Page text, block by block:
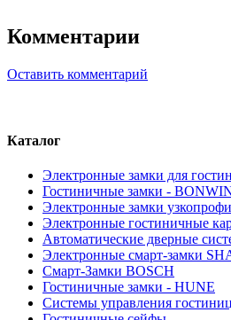
Комментарии
Оставить комментарий
Каталог
Электронные замки для
Гостиничные замки -
Электронные замки
Электронные гостиничные
Автоматические дверные
Электронные смарт-замки
Смарт-Замки BOSCH
Гостиничные замки - HUNE
Системы управления